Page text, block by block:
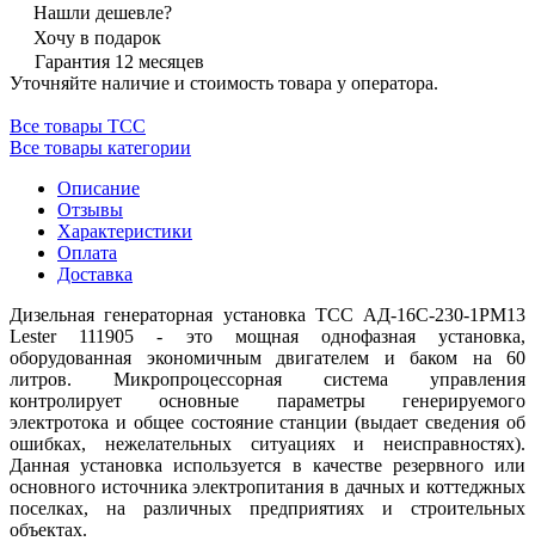
Нашли дешевле?
Хочу в подарок
Гарантия 12 месяцев
Уточняйте наличие и стоимость товара у оператора.
Все товары ТСС
Все товары категории
Описание
Отзывы
Характеристики
Оплата
Доставка
Дизельная генераторная установка ТСС АД-16С-230-1РМ13
Lester 111905 - это мощная однофазная установка,
оборудованная экономичным двигателем и баком на 60
литров. Микропроцессорная система управления
контролирует основные параметры генерируемого
электротока и общее состояние станции (выдает сведения об
ошибках, нежелательных ситуациях и неисправностях).
Данная установка используется в качестве резервного или
основного источника электропитания в дачных и коттеджных
поселках, на различных предприятиях и строительных
объектах.